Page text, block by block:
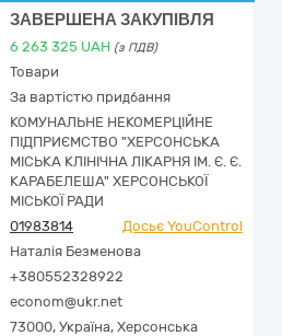
ЗАВЕРШЕНА ЗАКУПІВЛЯ
6 263 325 UAH (з ПДВ)
Товари
За вартістю придбання
КОМУНАЛЬНЕ НЕКОМЕРЦІЙНЕ
ПІДПРИЄМСТВО "ХЕРСОНСЬКА
МІСЬКА КЛІНІЧНА ЛІКАРНЯ ІМ. Є. Є.
КАРАБЕЛЕША" ХЕРСОНСЬКОЇ
МІСЬКОЇ РАДИ
01983814
Досьє YouControl
Наталія Безменова
+380552328922
econom@ukr.net
73000, Україна, Херсонська